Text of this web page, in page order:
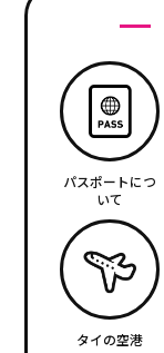
パスポートにつ
いて
タイの空港